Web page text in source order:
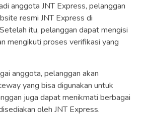
anggota JNT Express, pelanggan
resmi JNT Express di
itu, pelanggan dapat mengisi
mengikuti proses verifikasi yang
anggota, pelanggan akan
yang bisa digunakan untuk
juga dapat menikmati berbagai
oleh JNT Express.